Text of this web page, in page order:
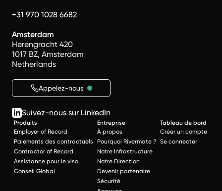
+31 970 1028 6682
Amsterdam
Herengracht 420
1017 BZ, Amsterdam
Netherlands
Appelez-nous
Suivez-nous sur LinkedIn
Produits
Employer of Record
Paiements des contractuels
Contractor of Record
Assistance pour le visa
Conseil Global
Entreprise
À propos
Pourquoi Rivermate ?
Notre Infrastructure
Notre Direction
Devenir partenaire
Sécurité
Tableau de bord
Créer un compte
Se connecter